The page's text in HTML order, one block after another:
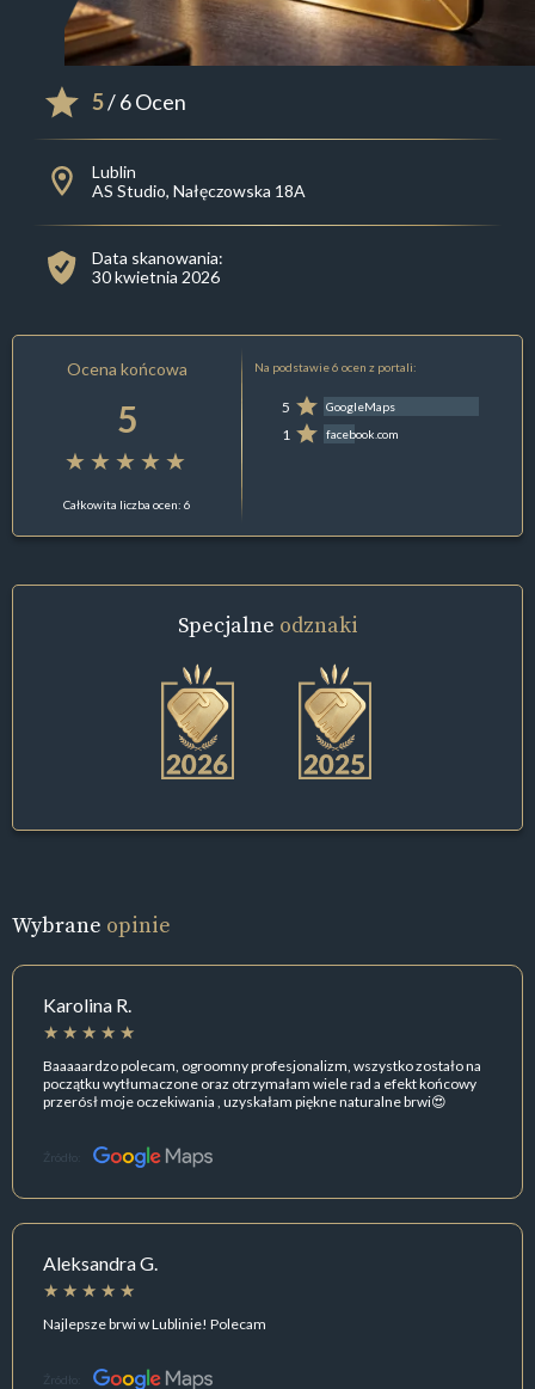
5/ 6 Ocen
Lublin
AS Studio, Nałęczowska 18A
Data skanowania:
30 kwietnia 2026
Ocena końcowa
5
Całkowita liczba ocen: 6
Na podstawie 6 ocen z portali:
5 GoogleMaps
1 facebook.com
Specjalne odznaki
Wybrane opinie
Karolina R.
Baaaaardzo polecam, ogroomny profesjonalizm, wszystko zostało na
początku wytłumaczone oraz otrzymałam wiele rad a efekt końcowy
przerósł moje oczekiwania , uzyskałam piękne naturalne brwi😍
Źródło:
Aleksandra G.
Najlepsze brwi w Lublinie! Polecam
Źródło: